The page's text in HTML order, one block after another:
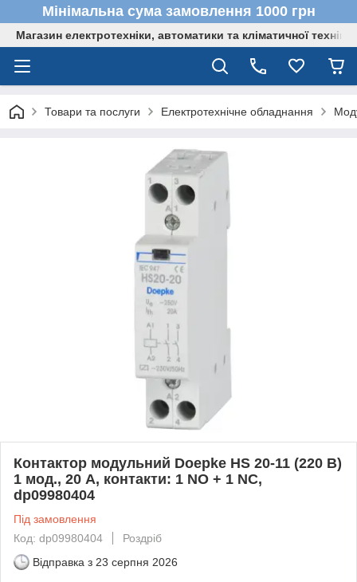
Мінімальна сума замовлення 1000 грн
Магазин електротехніки, автоматики та кліматичної техніки
Товари та послуги Електротехнічне обладнання
Контактор модульний Doepke HS 20-11 (220 В)
1 мод., 20 А, контакти: 1 NO + 1 NC,
dp09980404
Під замовлення
Код: dp09980404
Роздріб
Відправка з 23 серпня 2026